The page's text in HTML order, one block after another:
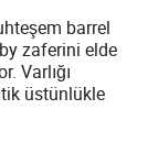
barrel
zaferini elde
Varlığı
üstünlükle